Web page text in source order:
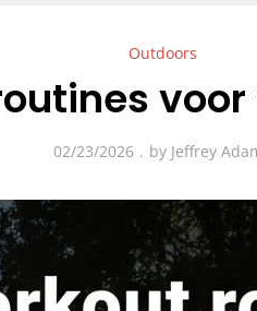
Outdoors
02/23/2026 by Jeffrey